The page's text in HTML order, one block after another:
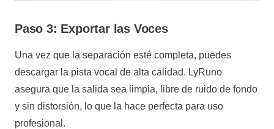
Paso 3: Exportar las Voces
Una vez que la separación esté completa, puedes
descargar la pista vocal de alta calidad. LyRuno
asegura que la salida sea limpia, libre de ruido de fondo
y sin distorsión, lo que la hace perfecta para uso
profesional.